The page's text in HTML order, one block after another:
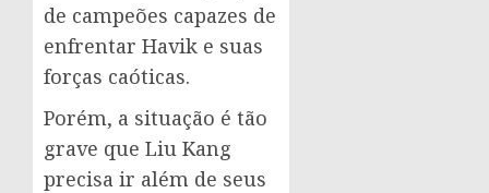
de campeões capazes de
enfrentar Havik e suas
forças caóticas.
Porém, a situação é tão
grave que Liu Kang
precisa ir além de seus